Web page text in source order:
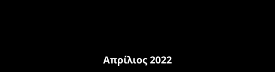
Απρίλιος 2022